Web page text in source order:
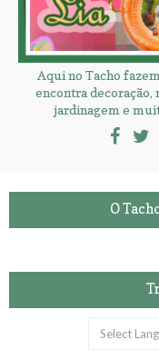
Aqui no Tacho
encontra
jardinagem e
O